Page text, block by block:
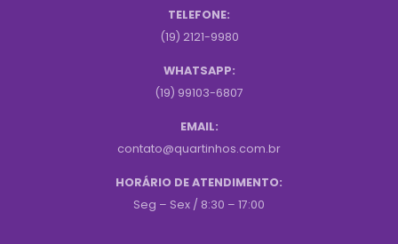
TELEFONE:
(19) 2121-9980
WHATSAPP:
(19) 99103-6807
EMAIL:
contato@quartinhos.com.br
HORÁRIO DE ATENDIMENTO:
Seg – Sex / 8:30 – 17:00